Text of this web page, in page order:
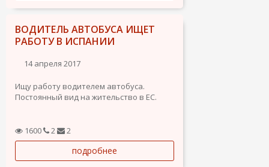
ВОДИТЕЛЬ АВТОБУСА ИЩЕТ
РАБОТУ В ИСПАНИИ
14 апреля 2017
Ищу работу водителем автобуса.
Постоянный вид на жительство в ЕС.
1600 2 2
подробнее